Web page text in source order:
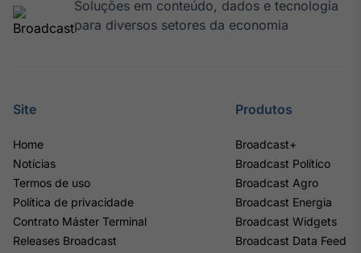
Soluções em conteúdo, dados e tecnologia
para diversos setores da economia
Site
Home
Notícias
Termos de uso
Política de privacidade
Contrato Máster Terminal
Releases Broadcast
Produtos
Broadcast+
Broadcast Político
Broadcast Agro
Broadcast Energia
Broadcast Widgets
Broadcast Data Feed